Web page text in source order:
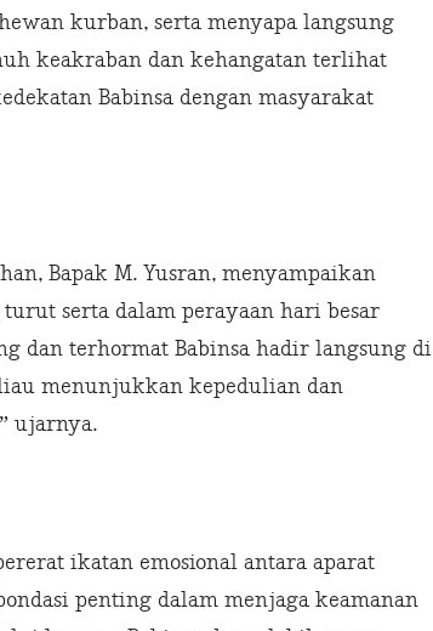
kurban, serta menyapa langsung
keakraban dan kehangatan terlihat
Babinsa dengan masyarakat
Bapak M. Yusran, menyampaikan
serta dalam perayaan hari besar
dan terhormat Babinsa hadir langsung di
menunjukkan kepedulian dan
ujarnya.
ikatan emosional antara aparat
penting dalam menjaga keamanan